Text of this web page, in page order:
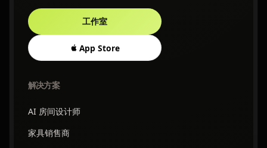
工作室
App Store
解决方案
AI 房间设计师
家具销售商